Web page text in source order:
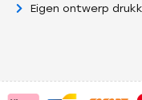
Eigen ontwerp